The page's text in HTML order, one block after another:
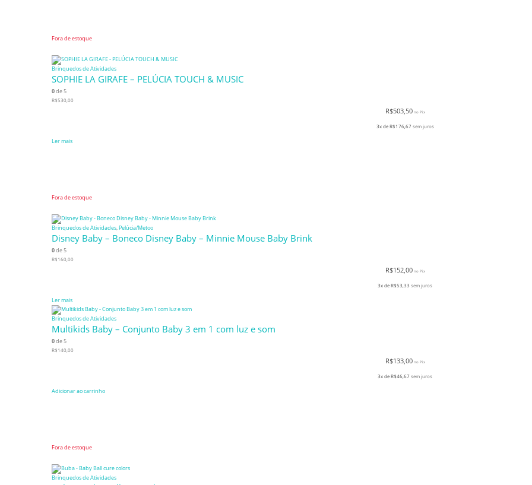
Fora de estoque
Brinquedos de Atividades
SOPHIE LA GIRAFE – PELÚCIA TOUCH & MUSIC
0de 5
R$530,00
R$503,50 no Pix
3x deR$176,67 sem juros
Ler mais
Fora de estoque
Brinquedos de Atividades, Pelúcia/Metoo
Disney Baby – Boneco Disney Baby – Minnie Mouse Baby Brink
0de 5
R$160,00
R$152,00 no Pix
3x deR$53,33 sem juros
Ler mais
Brinquedos de Atividades
Multikids Baby – Conjunto Baby 3 em 1 com luz e som
0de 5
R$140,00
R$133,00 no Pix
3x deR$46,67 sem juros
Adicionar ao carrinho
Fora de estoque
Brinquedos de Atividades